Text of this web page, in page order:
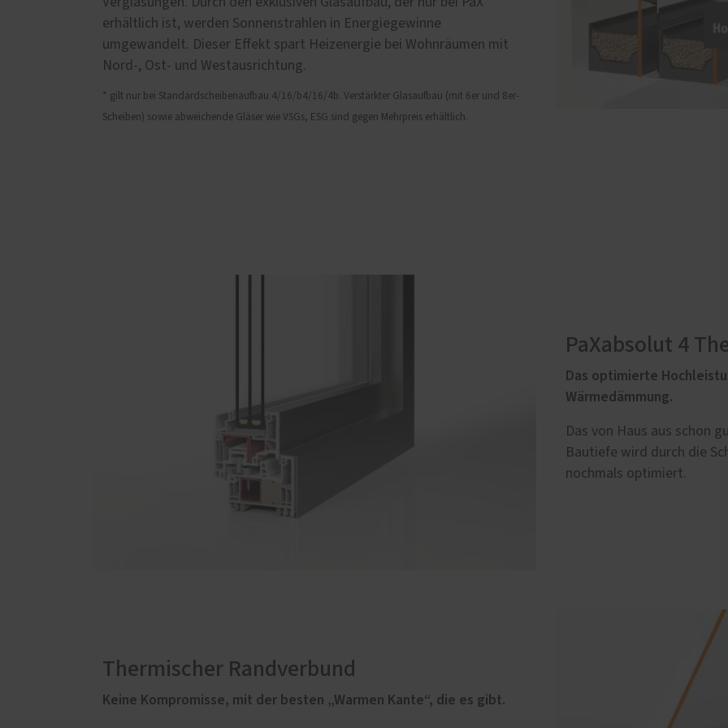
erhältlich ist, werden Sonnenstrahlen in Energiegewinne
umgewandelt. Dieser Effekt spart Heizenergie bei Wohnräumen mit
Nord-, Ost- und Westausrichtung.
* gilt nur bei Standardscheibenaufbau 4/16/b4/16/4b. Verstärkter Glasaufbau (mit 6er und 8er-
Scheiben) sowie abweichende Gläser wie VSGs, ESG sind gegen Mehrpreis erhältlich.
PaXabsolut 4
Das optimierte
Wärmedämmung.
Das von Haus aus schon
Bautiefe wird durch die
nochmals optimiert.
Thermischer Randverbund
Keine Kompromisse, mit der besten „Warmen Kante“, die es gibt.